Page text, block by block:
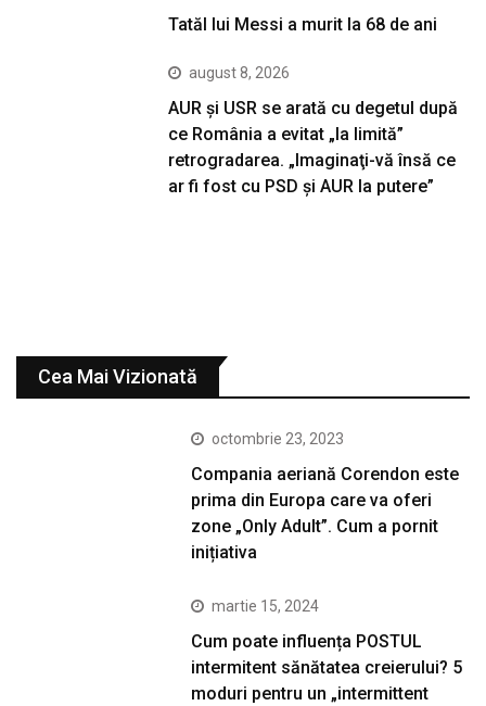
Tatăl lui Messi a murit la 68 de ani
august 8, 2026
AUR și USR se arată cu degetul după
ce România a evitat „la limită”
retrogradarea. „Imaginaţi-vă însă ce
ar fi fost cu PSD şi AUR la putere”
Cea Mai Vizionată
octombrie 23, 2023
Compania aeriană Corendon este
prima din Europa care va oferi
zone „Only Adult”. Cum a pornit
inițiativa
martie 15, 2024
Cum poate influența POSTUL
intermitent sănătatea creierului? 5
moduri pentru un „intermittent